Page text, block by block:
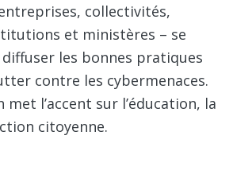
collectivités,
et ministères – se
les bonnes pratiques
contre les cybermenaces.
l’accent sur l’éducation, la
citoyenne.